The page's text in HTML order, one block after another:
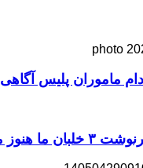
ماموران پلیس آگاهی
مشخص نیست